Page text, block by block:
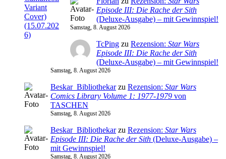
Episode III: Die Rache der Sith
(Deluxe-Ausgabe) – mit Gewinnspiel!
Samstag, 8. August 2026
TcPing zu Rezension: Star Wars
Episode III: Die Rache der Sith
(Deluxe-Ausgabe) – mit Gewinnspiel!
Samstag, 8. August 2026
Beskar_Bibliothekarzu Rezension: Star Wars
Comics Library Volume 1: 1977-1979 von
TASCHEN
Samstag, 8. August 2026
Beskar_Bibliothekarzu Rezension: Star Wars
Episode III: Die Rache der Sith (Deluxe-Ausgabe) –
mit Gewinnspiel!
Samstag, 8. August 2026